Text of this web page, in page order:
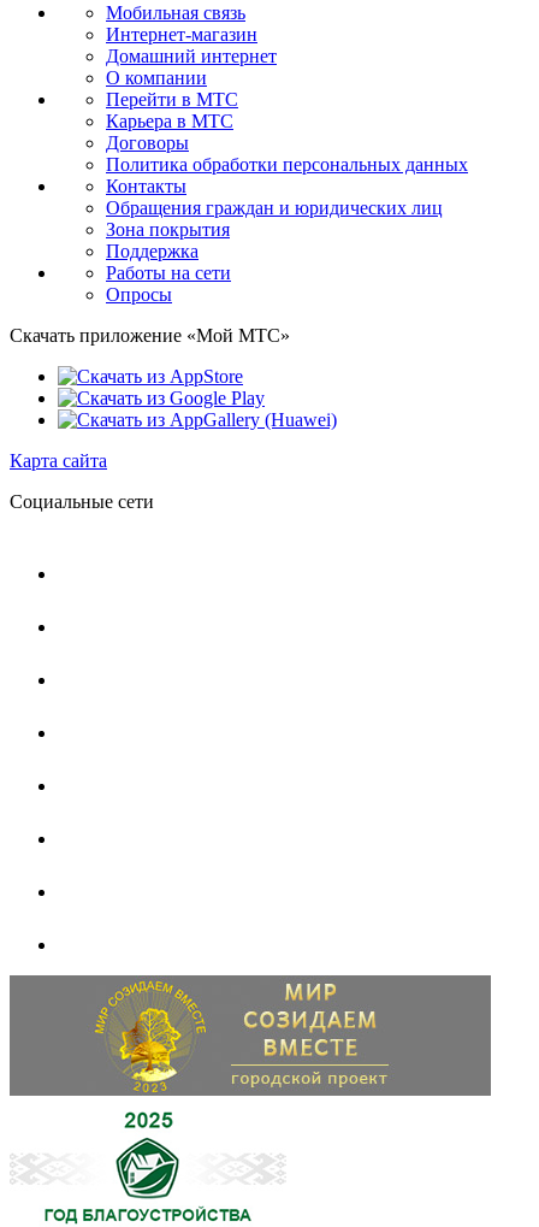
Мобильная связь
Интернет-магазин
Домашний интернет
О компании
Перейти в МТС
Карьера в МТС
Договоры
Политика обработки персональных данных
Контакты
Обращения граждан и юридических лиц
Зона покрытия
Поддержка
Работы на сети
Опросы
Скачать приложение «Мой МТС»
Карта сайта
Социальные сети